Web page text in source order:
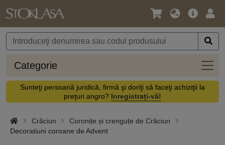
Limbă
Monedă
Meniul
Categorie
Sunteţi persoană juridică, firmă şi doriţi să faceţi achiziţii la
preţuri angro? Inregistrați-vă!
Crăciun
Coronițe și crenguțe de Crăciun
Decoratiuni coroane de Advent